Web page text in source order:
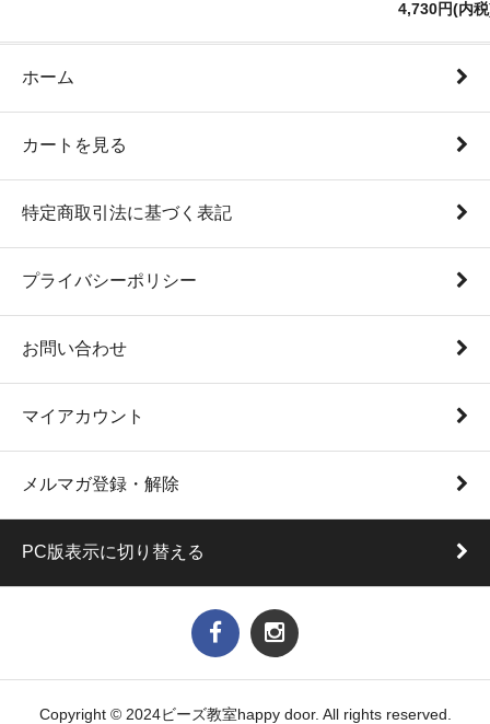
4,730円(内
ホーム
カートを見る
特定商取引法に基づく表記
プライバシーポリシー
お問い合わせ
マイアカウント
メルマガ登録・解除
PC版表示に切り替える
Copyright © 2024ビーズ教室happy door. All rights reserved.